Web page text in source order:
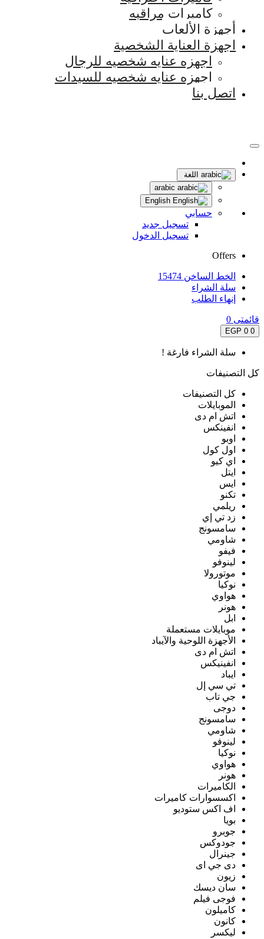
كاميرات مراقبه
أجهزة الألعاب
اجهزة العناية الشخصية
اجهزه عنايه شخصيه للرجال
اجهزه عنايه شخصيه للسيدات
اتصل بنا
اللغة
حسابي
تسجيل جديد
تسجيل الدخول
Offers
الخط الساخن 15474
سلة الشراء
إنهاء الطلب
قائمتى 0
0
0 EGP
سلة الشراء فارغة !
كل التصنيفات
كل التصنيفات
الموبايلات
اتش ام دى
انفينكس
اوبو
اول كول
اي كيو
ايتل
ايس
تكنو
ريلمي
زد تي إي
سامسونج
شاومي
فيفو
لينوفو
موتورولا
نوكيا
هواوي
هونر
ابل
موبايلات مستعملة
الأجهزة اللوحية والآيباد
اتش ام دى
انفينيكس
ايباد
تي سي إل
جي تاب
دوجى
سامسونج
شاومي
لينوفو
نوكيا
هواوي
هونر
الكاميرات
اكسسوارات كاميرات
اف اكس ستوديو
بويا
جوبرو
جودوكس
جينرال
دى جي اى
زيون
سان ديسك
فوجى فيلم
كاميلون
كانون
ليكسر